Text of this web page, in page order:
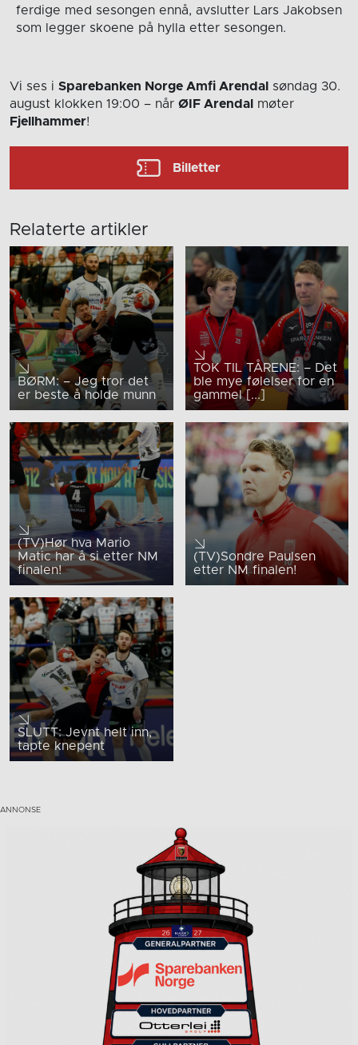
ferdige med sesongen ennå, avslutter Lars Jakobsen
som legger skoene på hylla etter sesongen.
Vi ses i Sparebanken Norge Amfi Arendal
søndag 30.
august klokken 19:00 – når ØIF Arendal
møter
Fjellhammer!
Billetter
Relaterte artikler
BØRM: – Jeg tror det
er beste å holde munn
TOK TIL TÅRENE: – Det
ble mye følelser for en
gammel [...]
(TV)Hør hva Mario
Matic har å si etter NM
finalen!
(TV)Sondre Paulsen
etter NM finalen!
SLUTT: Jevnt helt inn,
tapte knepent